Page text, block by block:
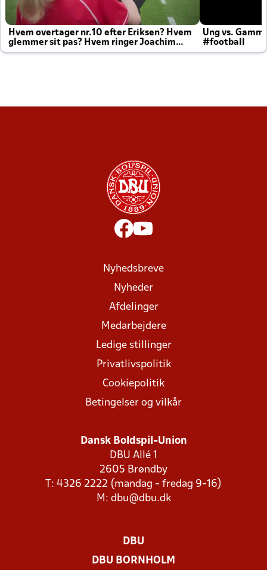
Hvem overtager nr.10 efter Eriksen? Hvem
glemmer sit pas? Hvem ringer Joachim
altid til efter kampe?
Ung vs.
#football
Nyhedsbreve
Nyheder
Afdelinger
Medarbejdere
Ledige stillinger
Privatlivspolitik
Cookiepolitik
Betingelser og vilkår
Dansk Boldspil-Union
DBU Allé 1
2605 Brøndby
T: 4326 2222 (mandag - fredag 9-16)
M: dbu@dbu.dk
DBU
DBU BORNHOLM